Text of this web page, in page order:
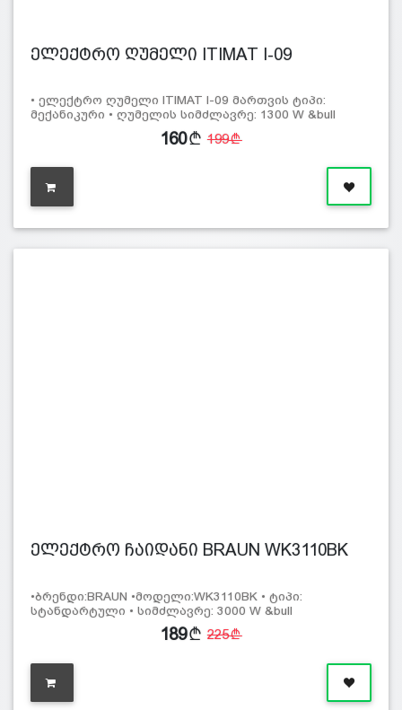
ელექტრო ღუმელი ITIMAT I-09
• ელექტრო ღუმელი ITIMAT I-09 მართვის ტიპი:
მექანიკური • ღუმელის სიმძლავრე: 1300 W &bull
160 199
ელექტრო ჩაიდანი BRAUN WK3110BK
•ბრენდი:BRAUN •მოდელი:WK3110BK • ტიპი:
სტანდარტული • სიმძლავრე: 3000 W &bull
189 225